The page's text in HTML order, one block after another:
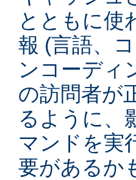
とともに使
報 (言語、
ンコーディ
の訪問者が
るように、
マンドを実
要があるか